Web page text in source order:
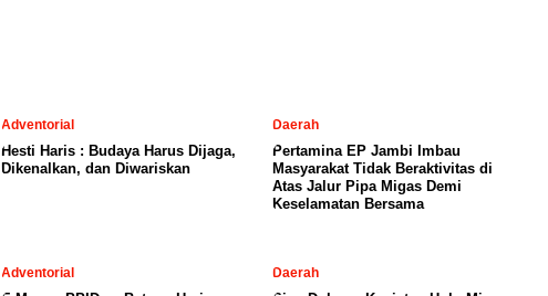
Adventorial
Hesti Haris : Budaya Harus Dijaga,
Dikenalkan, dan Diwariskan
Daerah
Pertamina EP Jambi Imbau
Masyarakat Tidak Beraktivitas di
Atas Jalur Pipa Migas Demi
Keselamatan Bersama
Adventorial Daerah